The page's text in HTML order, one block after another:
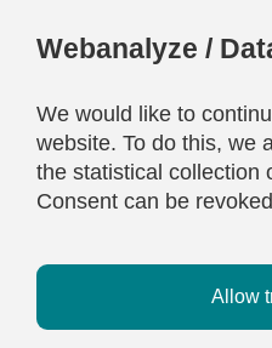
Webanalyze /
We would like to
website. To do this, we
the statistical collection
Consent can be
Allow